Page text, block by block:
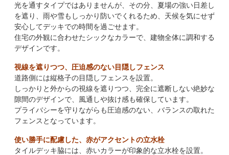
光を通すタイプではありませんが、その分、夏場の強い日差し
を遮り、雨や雪もしっかり防いでくれるため、天候を気にせず
安心してデッキでの時間を過ごせます。
住宅の外観に合わせたシックなカラーで、建物全体に調和する
デザインです。
視線を遮りつつ、圧迫感のない目隠しフェンス
道路側には縦格子の目隠しフェンスを設置。
しっかりと外からの視線を遮りつつ、完全に遮断しない絶妙な
隙間のデザインで、風通しや抜け感も確保しています。
プライバシーを守りながらも圧迫感のない、バランスの取れた
フェンスとなっています。
使い勝手に配慮した、赤がアクセントの立水栓
タイルデッキ脇には、赤いカラーが印象的な立水栓を設置。